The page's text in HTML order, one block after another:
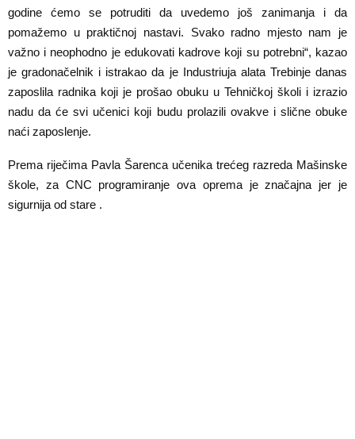
godine ćemo se potruditi da uvedemo još zanimanja i da
pomažemo u praktičnoj nastavi. Svako radno mjesto nam je
važno i neophodno je edukovati kadrove koji su potrebni“, kazao
je gradonačelnik i istrakao da je Industriuja alata Trebinje danas
zaposlila radnika koji je prošao obuku u Tehničkoj školi i izrazio
nadu da će svi učenici koji budu prolazili ovakve i slične obuke
naći zaposlenje.
Prema riječima Pavla Šarenca učenika trećeg razreda Mašinske
škole, za CNC programiranje ova oprema je značajna jer je
sigurnija od stare .